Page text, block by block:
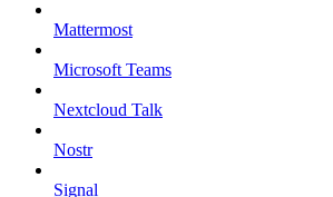
Mattermost
Microsoft Teams
Nextcloud Talk
Nostr
Signal